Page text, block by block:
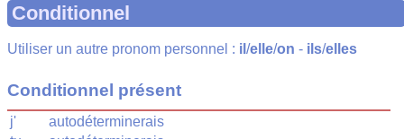
Conditionnel
Utiliser un autre pronom personnel : il /elle/on - ils/elles
Conditionnel présent
j'
autodéterminerais